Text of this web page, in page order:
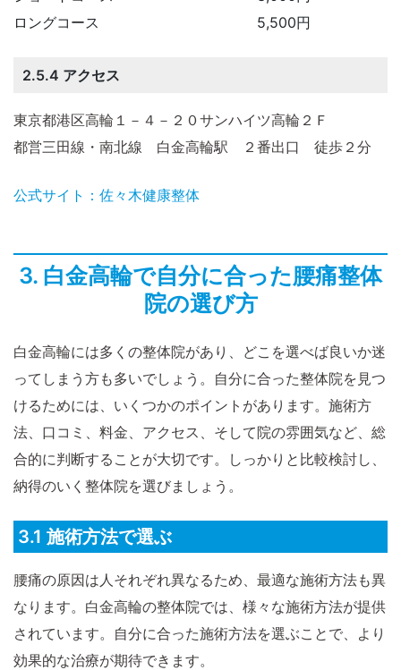
ロングコース
5,500円
2.5.4 アクセス
東京都港区高輪１－４－２０サンハイツ高輪２Ｆ
都営三田線・南北線 白金高輪駅 ２番出口 徒歩２分
公式サイト：佐々木健康整体
3. 白金高輪で自分に合った腰痛整体
院の選び方
白金高輪には多くの整体院があり、どこを選べば良いか迷
ってしまう方も多いでしょう。自分に合った整体院を見つ
けるためには、いくつかのポイントがあります。施術方
法、口コミ、料金、アクセス、そして院の雰囲気など、総
合的に判断することが大切です。しっかりと比較検討し、
納得のいく整体院を選びましょう。
3.1 施術方法で選ぶ
腰痛の原因は人それぞれ異なるため、最適な施術方法も異
なります。白金高輪の整体院では、様々な施術方法が提供
されています。自分に合った施術方法を選ぶことで、より
効果的な治療が期待できます。